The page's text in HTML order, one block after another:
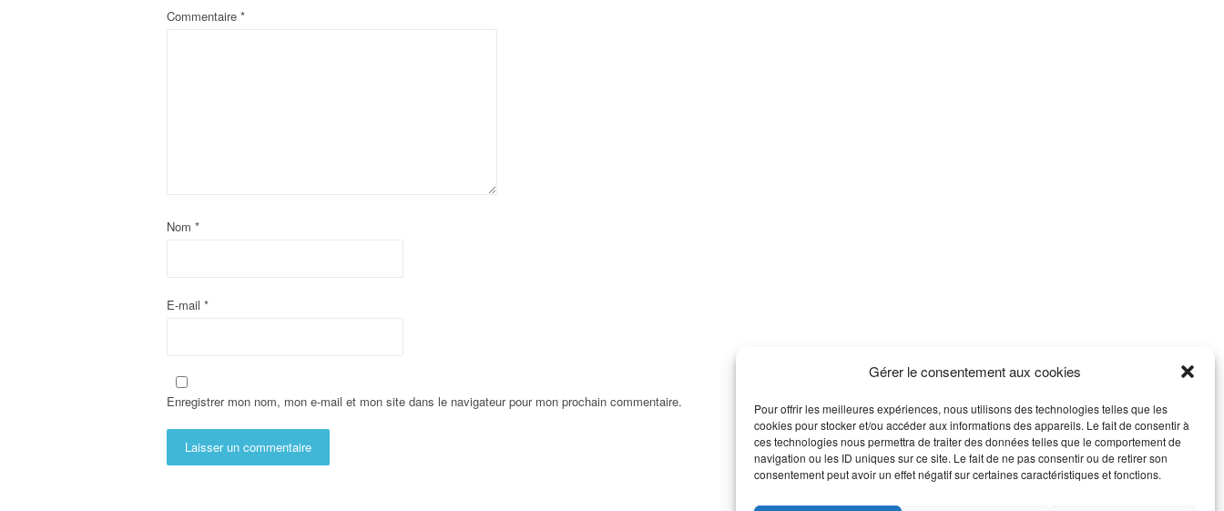
Gérer le consentement aux cookies
Pour offrir les meilleures expériences, nous utilisons des technologies telles que les
cookies pour stocker et/ou accéder aux informations des appareils. Le fait de consentir à
ces technologies nous permettra de traiter des données telles que le comportement de
navigation ou les ID uniques sur ce site. Le fait de ne pas consentir ou de retirer son
consentement peut avoir un effet négatif sur certaines caractéristiques et fonctions.
Commentaire *
Nom *
E-mail *
Enregistrer mon nom, mon e-mail et mon site dans le navigateur pour mon prochain commentaire.